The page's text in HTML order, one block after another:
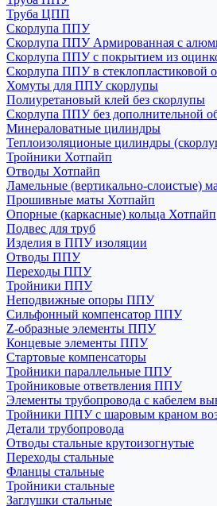
Труба ЦПП
Скорлупа ППУ
Скорлупа ППУ Армированная с
Скорлупа ППУ с покрытием из
Скорлупа ППУ в стеклопластиковой
Хомуты для ППУ скорлупы
Полиуретановый клей без скорлупы
Скорлупа ППУ без дополнительной
Минераловатные цилиндры
Теплоизоляционые цилиндры
Тройники Хотпайп
Отводы Хотпайп
Ламельные (вертикально-слоистые)
Прошивные маты Хотпайп
Опорные (каркасные) кольца Хотпайп
Подвес для труб
Изделия в ППУ изоляции
Отводы ППУ
Переходы ППУ
Тройники ППУ
Неподвижные опоры ППУ
Cильфонный компенсатор ППУ
Z-образные элементы ППУ
Концевые элементы ППУ
Стартовые компенсаторы
Тройники параллельные ППУ
Тройниковые ответвления ППУ
Элементы трубопровода с кабелем
Тройники ППУ с шаровым краном
Детали трубопровода
Отводы стальные крутоизогнутые
Переходы стальные
Фланцы стальные
Тройники стальные
Заглушки стальные